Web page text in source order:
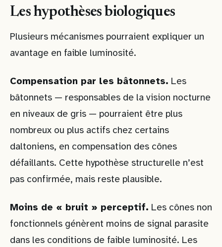
Les hypothèses biologiques
Plusieurs mécanismes pourraient expliquer un
avantage en faible luminosité.
Compensation par les bâtonnets. Les
bâtonnets — responsables de la vision nocturne
en niveaux de gris — pourraient être plus
nombreux ou plus actifs chez certains
daltoniens, en compensation des cônes
défaillants. Cette hypothèse structurelle n’est
pas confirmée, mais reste plausible.
Moins de « bruit » perceptif. Les cônes non
fonctionnels génèrent moins de signal parasite
dans les conditions de faible luminosité. Les